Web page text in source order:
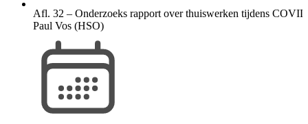
Afl. 32 – Onderzoeks rapport over thuiswerken tijdens
Paul Vos (HSO)